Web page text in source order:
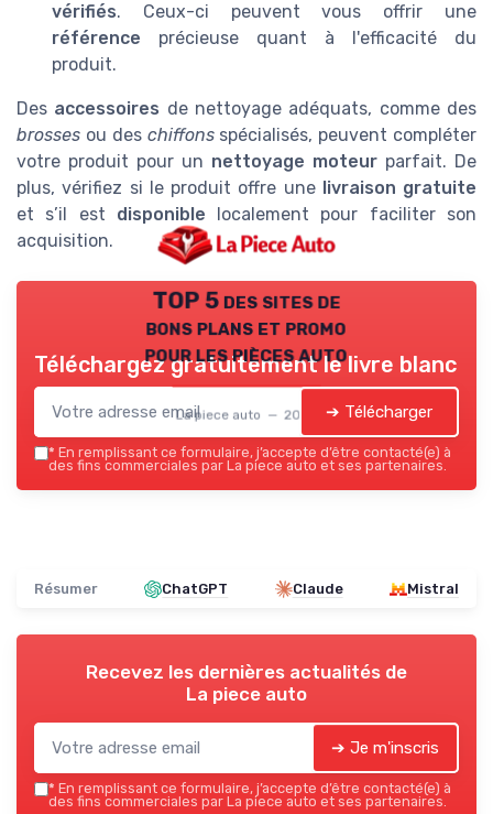
vérifiés. Ceux-ci peuvent vous offrir une
référence précieuse quant à l'efficacité du
produit.
Des accessoires de nettoyage adéquats, comme des
brosses ou des chiffonsspécialisés, peuvent compléter
votre produit pour un nettoyage moteur parfait. De
plus, vérifiez si le produit offre une livraison gratuite
et s’il est disponible localement pour faciliter son
acquisition.
TOP 5 des sites de
bons plans et promo
pour les pièces auto
La piece auto — 2026
Téléchargez gratuitement le livre blanc
➔ Télécharger
* En remplissant ce formulaire, j’accepte d’être contacté(e) à
des fins commerciales par La piece auto et ses partenaires.
Résumer ChatGPT Claude Mistral
Recevez les dernières actualités de
La piece auto
➔ Je m'inscris
* En remplissant ce formulaire, j’accepte d’être contacté(e) à
des fins commerciales par La piece auto et ses partenaires.